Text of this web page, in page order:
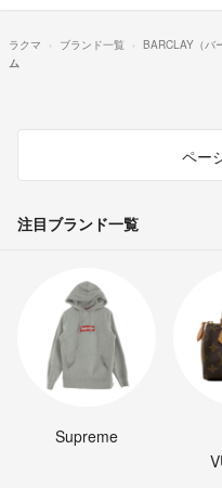
ラクマ ブランド一覧 BARCLAY（バ
ム
ペー
注目ブランド一覧
Supreme